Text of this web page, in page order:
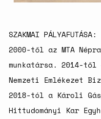
SZAKMAI PÁLYAFUTÁSA:
2000-től az MTA
munkatársa. 2014-től
Nemzeti Emlékezet
2018-tól a Károli
Hittudományi Kar